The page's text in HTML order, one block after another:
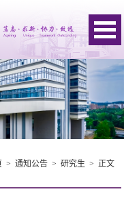
> 通知公告> 研究生 > 正文